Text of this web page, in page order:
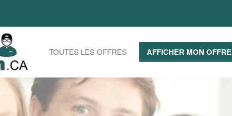
TOUTES LES OFFRES AFFICHER MON OFFRE